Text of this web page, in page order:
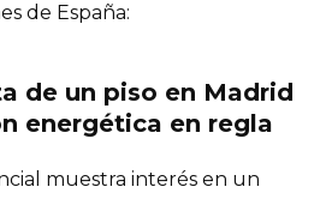
de España:
de un piso en Madrid
energética en regla
muestra interés en un